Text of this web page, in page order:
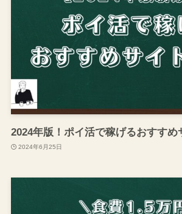
2024年版！ポイ活で稼げるおすすめ
2024年6月25日